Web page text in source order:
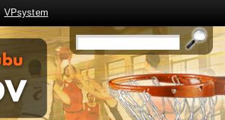
VPsystem